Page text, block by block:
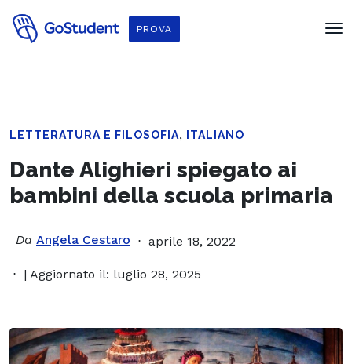
PROVA
LETTERATURA E FILOSOFIA, ITALIANO
Dante Alighieri spiegato ai
bambini della scuola primaria
Da Angela Cestaro aprile 18, 2022
| Aggiornato il: luglio 28, 2025